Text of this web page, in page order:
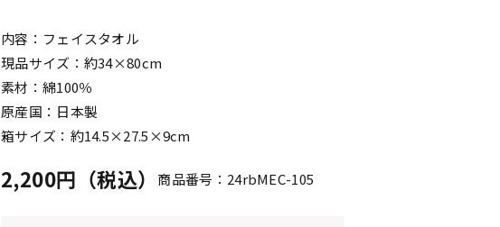
内容：フェイスタオル
現品サイズ：約34×80cm
素材：綿100％
原産国：日本製
箱サイズ：約14.5×27.5×9cm
2,200円（税込） 商品番号：24rbMEC-105